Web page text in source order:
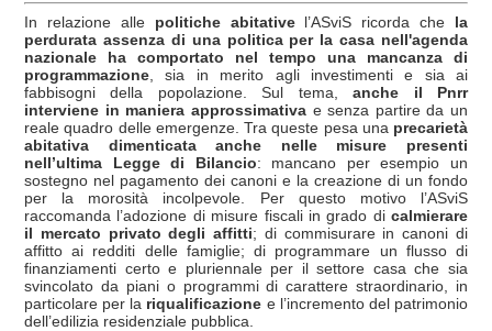
In relazione alle politiche abitativel’ASviS ricorda che la
perdurata assenza di una politica per la casa nell'agenda
nazionale ha comportato nel tempo una mancanza di
programmazione , sia in merito agli investimenti e sia ai
fabbisogni della popolazione. Sul tema,anche il Pnrr
interviene in maniera approssimativae senza partire da un
reale quadro delle emergenze. Tra queste pesa una precarietà
abitativa dimenticata anche nelle misure presenti
nell’ultima Legge di Bilancio: mancano per esempio un
sostegno nel pagamento dei canoni e la creazione di un fondo
per la morosità incolpevole. Per questo motivo l’ASviS
raccomanda l’adozione di misure fiscali in grado di calmierare
il mercato privato degli affitti; di commisurare in canoni di
affitto ai redditi delle famiglie; di programmare un flusso di
finanziamenti certo e pluriennale per il settore casa che sia
svincolato da piani o programmi di carattere straordinario, in
particolare per la riqualificazione e l’incremento del patrimonio
dell’edilizia residenziale pubblica.